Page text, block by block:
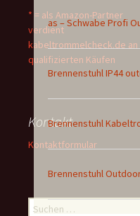
as – Schwabe Profi
Brennenstuhl IP44
Brennenstuhl
Brennenstuhl
* = als Amazon-Partner
verdient
kabeltrommelcheck.de an
qualifizierten Käufen
Kontakt
Kontaktformular
Suchen